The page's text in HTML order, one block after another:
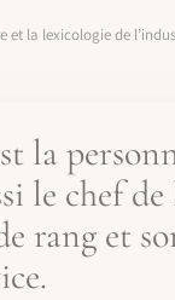
et la lexicologie de
la
le chef
rang et